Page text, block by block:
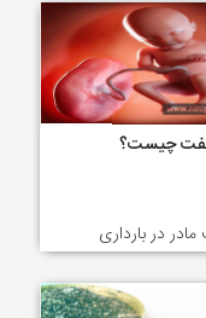
چیست؟
در بارداری